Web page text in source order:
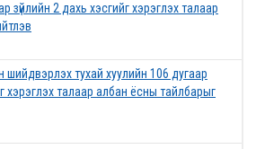
зүйлийн 2 дахь хэсгийг хэрэглэх талаар
шийдвэрлэх тухай хуулийн 106 дугаар
хэрэглэх талаар албан ёсны тайлбарыг